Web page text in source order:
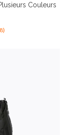
Couleurs